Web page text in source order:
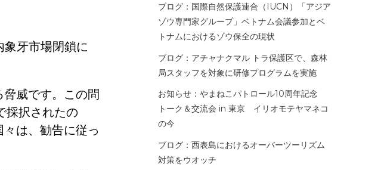
牙市場閉鎖に
威です。この問
採択されたの
は、勧告に従っ
ブログ：国際自然保護連合（IUCN）「アジア
ゾウ専門家グループ」ベトナム会議参加とベ
トナムにおけるゾウ保全の現状
ブログ：アチャナクマル トラ保護区で、森林
局スタッフを対象に研修プログラムを実施
お知らせ：やまねこパトロール10周年記念
トーク＆交流会 in 東京 イリオモテヤマネコ
の今
ブログ：西表島におけるオーバーツーリズム
対策をウオッチ